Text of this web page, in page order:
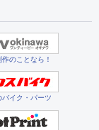
のことなら！
バイク・パーツ